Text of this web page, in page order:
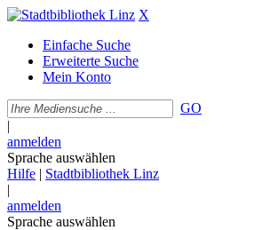
X
Einfache Suche
Erweiterte Suche
Mein Konto
GO
|
anmelden
Sprache auswählen
Hilfe | Stadtbibliothek Linz
|
anmelden
Sprache auswählen